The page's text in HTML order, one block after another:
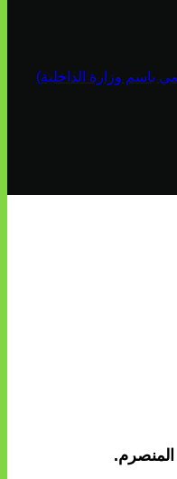
باسم وزارة الداخلية)